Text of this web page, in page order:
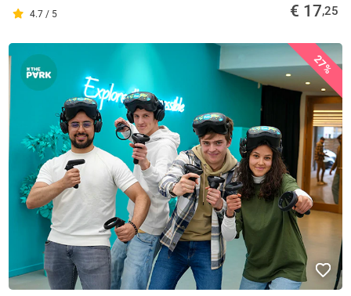
4.7 / 5 € 17,25
27%